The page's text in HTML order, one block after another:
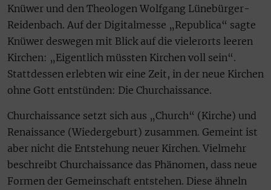
Knüwer und den Theologen Wolfgang Lünebürger-
Reidenbach. Auf der Digitalmesse „Republica“ sagte
Knüwer deswegen mit Blick auf die vielerorts leeren
Kirchen: „Eigentlich müssten Kirchen voll sein“.
Stattdessen erlebten wir eine Zeit, in der neue Kirchen
ohne Gott entstünden: Die Churchaissance.
Churchaissance setzt sich aus „Church“ (Kirche) und
Renaissance (Wiedergeburt) zusammen. Gemeint ist
aber nicht die Entstehung neuer Kirchen. Vielmehr
beschreibt Churchaissance das Phänomen, dass neue
Formen der Gemeinschaft entstehen. Diese ähneln